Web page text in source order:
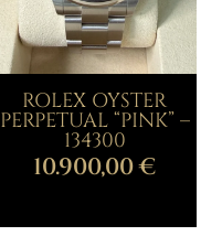
ROLEX OYSTER
PERPETUAL “PINK” –
134300
10.900,00€